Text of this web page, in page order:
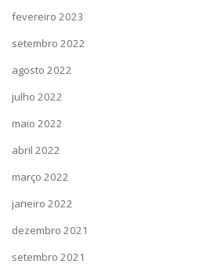
fevereiro 2023
setembro 2022
agosto 2022
julho 2022
maio 2022
abril 2022
março 2022
janeiro 2022
dezembro 2021
setembro 2021